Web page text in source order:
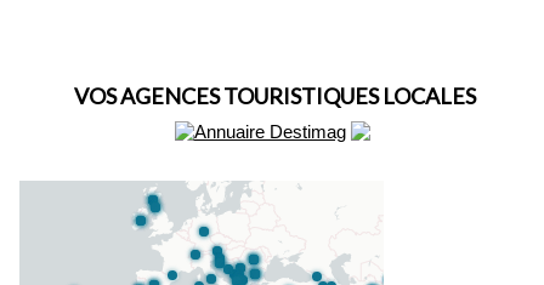
VOS AGENCES TOURISTIQUES LOCALES